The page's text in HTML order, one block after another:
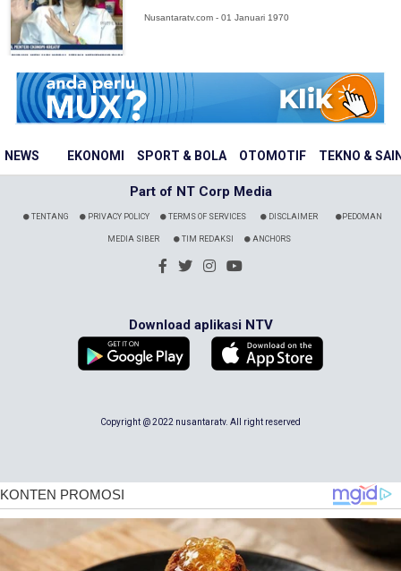
NEWS EKONOMI SPORT & BOLA OTOMOTIF TEKNO &
Nusantaratv.com - 01 Januari 1970
Part of NT Corp Media
TENTANG PRIVACY POLICY TERMS OF SERVICES DISCLAIMER PEDOMAN
MEDIA SIBER TIM REDAKSI ANCHORS
Download aplikasi NTV
Copyright @ 2022 nusantaratv. All right reserved